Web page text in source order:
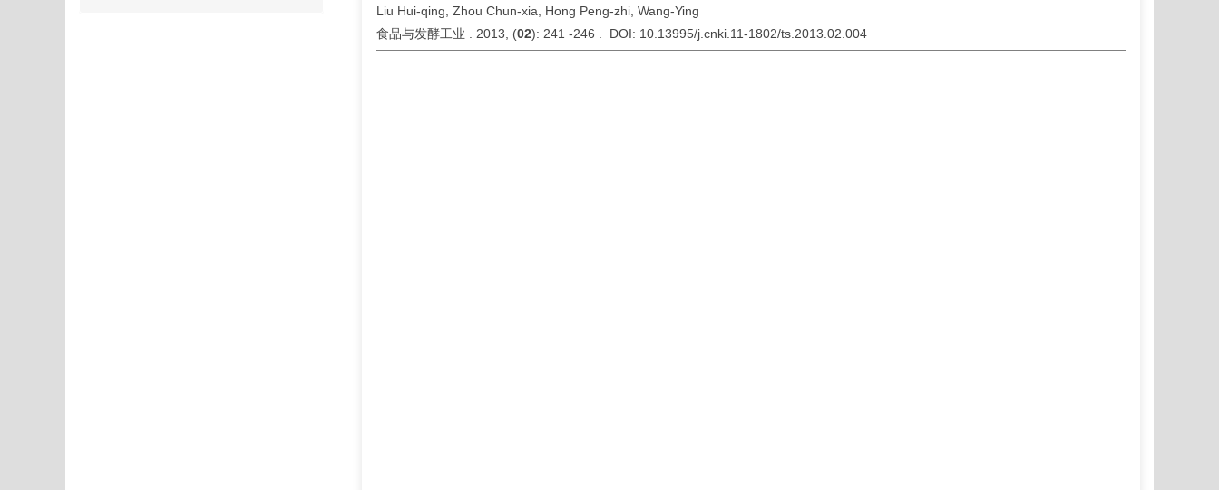
Liu Hui-qing, Zhou Chun-xia, Hong Peng-zhi, Wang-Ying
食品与发酵工业 . 2013, (02): 241 -246 . DOI: 10.13995/j.cnki.11-1802/ts.2013.02.004